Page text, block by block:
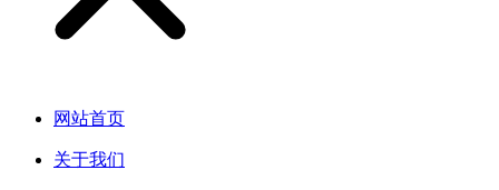
网站首页
关于我们